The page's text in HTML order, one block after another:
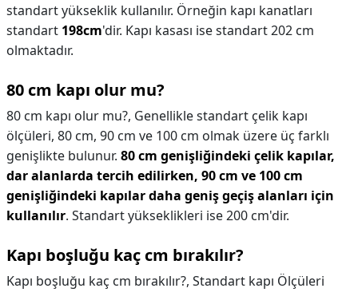
standart yükseklik kullanılır. Örneğin kapı kanatları
standart 198cm'dir. Kapı kasası ise standart 202 cm
olmaktadır.
80 cm kapı olur mu?
80 cm kapı olur mu?, Genellikle standart çelik kapı
ölçüleri, 80 cm, 90 cm ve 100 cm olmak üzere üç farklı
genişlikte bulunur. 80 cm genişliğindeki çelik kapılar,
dar alanlarda tercih edilirken, 90 cm ve 100 cm
genişliğindeki kapılar daha geniş geçiş alanları için
kullanılır. Standart yükseklikleri ise 200 cm'dir.
Kapı boşluğu kaç cm bırakılır?
Kapı boşluğu kaç cm bırakılır?, Standart kapı Ölçüleri